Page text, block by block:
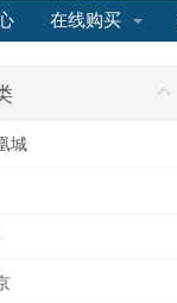
在线购买
城